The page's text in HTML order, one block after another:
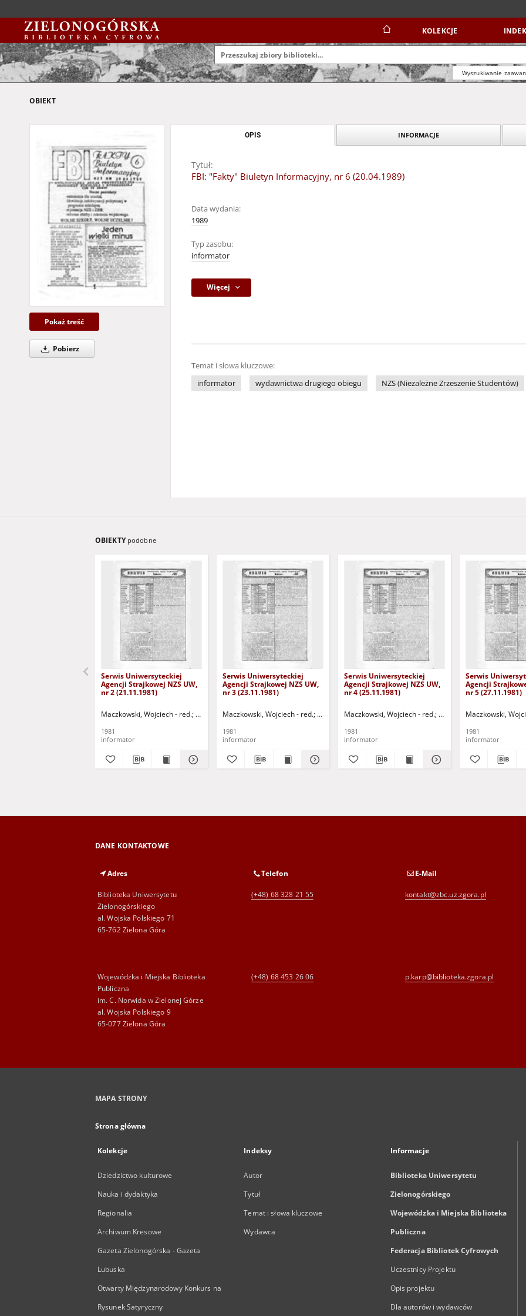
KOLEKCJE
Wyszukiwanie
OBIEKT
Pokaż treść
Pobierz
OPIS INFORMACJE
Tytuł:
FBI: "Fakty" Biuletyn Informacyjny, nr 6 (20.04.1989)
Data wydania:
1989
Typ zasobu:
informator
Więcej
Temat i słowa kluczowe:
informator
wydawnictwa drugiego obiegu NZS (Niezależne Zrzeszenie Studentów)
OBIEKTY podobne
Serwis Uniwersyteckiej
Agencji Strajkowej NZS UW,
nr 2 (21.11.1981)
Maczkowski, Wojciech - red. Onoszko, Joanna - red. Mielczarek, Adam - red. Jantar, Marek - red. Dąbrowski, Piotr - red.
1981
informator
Serwis Uniwersyteckiej
Agencji Strajkowej NZS UW,
nr 3 (23.11.1981)
Maczkowski, Wojciech - red. Onoszko, Joanna - red. Jantar, Marek - red. Dąbrowski, Piotr -
1981
informator
Serwis Uniwersyteckiej
Agencji Strajkowej NZS UW,
nr 4 (25.11.1981)
Maczkowski, Wojciech - red. Onoszko, Joanna - red.
1981
informator
Serwis
Agencji
nr 5 (27.11.1981)
Maczkowski,
1981
informator
DANE KONTAKTOWE
Adres
Biblioteka Uniwersytetu
Zielonogórskiego
al. Wojska Polskiego 71
65-762 Zielona Góra
Telefon
(+48) 68 328 21 55
E-Mail
kontakt@zbc.uz.zgora.pl
Wojewódzka i Miejska Biblioteka
Publiczna
im. C. Norwida w Zielonej Górze
al. Wojska Polskiego 9
65-077 Zielona Góra
(+48) 68 453 26 06 p.karp@biblioteka.zgora.pl
MAPA STRONY
Strona główna
Kolekcje
Dziedzictwo kulturowe
Nauka i dydaktyka
Regionalia
Archiwum Kresowe
Gazeta Zielonogórska - Gazeta
Lubuska
Otwarty Międzynarodowy Konkurs na
Rysunek Satyryczny
Indeksy
Autor
Tytuł
Temat i słowa kluczowe
Wydawca
Informacje
Biblioteka Uniwersytetu
Zielonogórskiego
Wojewódzka i Miejska Biblioteka
Publiczna
Federacja Bibliotek Cyfrowych
Uczestnicy Projektu
Opis projektu
Dla autorów i wydawców